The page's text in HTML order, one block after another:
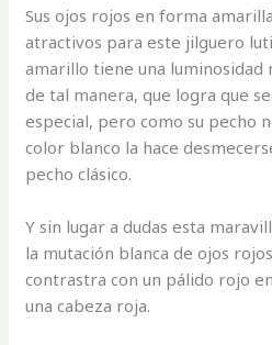
Sus ojos rojos en forma
atractivos para este jilguero
amarillo tiene una luminosidad
de tal manera, que logra que
especial, pero como su pecho
color blanco la hace
pecho clásico.
Y sin lugar a dudas esta
la mutación blanca de ojos
contrastra con un pálido rojo
una cabeza roja.